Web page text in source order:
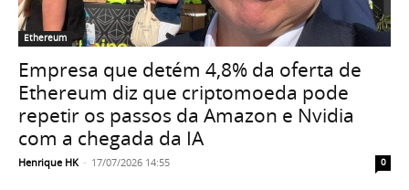
Ethereum
Empresa que detém 4,8% da oferta de
Ethereum diz que criptomoeda pode
repetir os passos da Amazon e Nvidia
com a chegada da IA
Henrique HK - 17/07/2026 14:55 0